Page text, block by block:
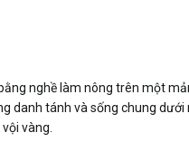
nghề làm nông trên một
danh tánh và sống chung
vàng.